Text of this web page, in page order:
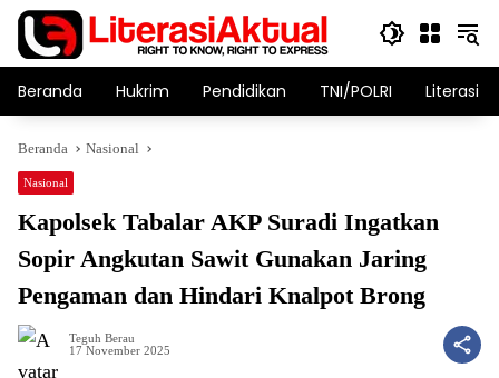
Langsung
konten
Beranda Hukrim Pendidikan TNI/POLRI Literasi
Beranda Nasional
Nasional
Kapolsek Tabalar AKP Suradi Ingatkan
Sopir Angkutan Sawit Gunakan Jaring
Pengaman dan Hindari Knalpot Brong
Teguh Berau
17 November 2025